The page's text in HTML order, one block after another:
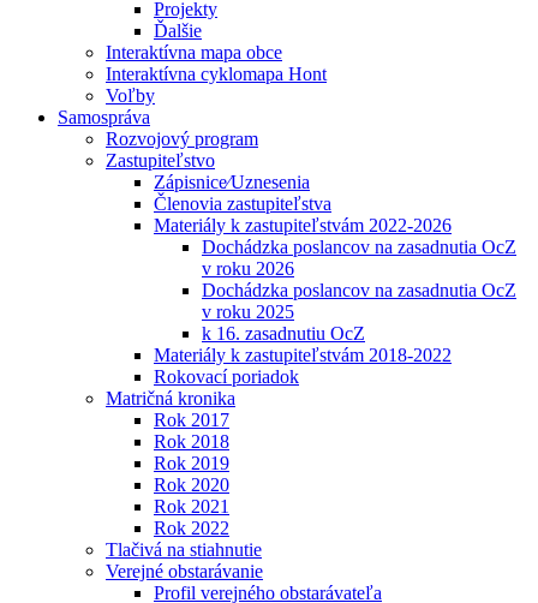
Projekty
Ďalšie
Interaktívna mapa obce
Interaktívna cyklomapa Hont
Voľby
Samospráva
Rozvojový program
Zastupiteľstvo
Zápisnice⁄Uznesenia
Členovia zastupiteľstva
Materiály k zastupiteľstvám 2022-2026
Dochádzka poslancov na zasadnutia OcZ
v roku 2026
Dochádzka poslancov na zasadnutia OcZ
v roku 2025
k 16. zasadnutiu OcZ
Materiály k zastupiteľstvám 2018-2022
Rokovací poriadok
Matričná kronika
Rok 2017
Rok 2018
Rok 2019
Rok 2020
Rok 2021
Rok 2022
Tlačivá na stiahnutie
Verejné obstarávanie
Profil verejného obstarávateľa